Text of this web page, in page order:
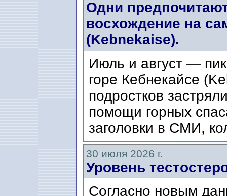
Одни
восхождение на
(Kebnekaise).
Июль и август — пик
горе Кебнекайсе
подростков
помощи горных
заголовки в СМИ,
30 июля 2026 г.
Уровень
Согласно новым